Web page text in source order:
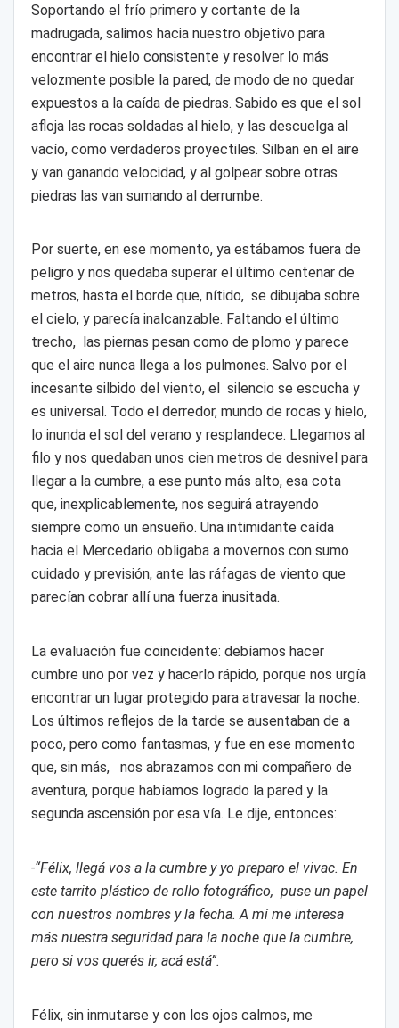
Soportando el frío primero y cortante de la
madrugada, salimos hacia nuestro objetivo para
encontrar el hielo consistente y resolver lo más
velozmente posible la pared, de modo de no quedar
expuestos a la caída de piedras. Sabido es que el sol
afloja las rocas soldadas al hielo, y las descuelga al
vacío, como verdaderos proyectiles. Silban en el aire
y van ganando velocidad, y al golpear sobre otras
piedras las van sumando al derrumbe.
Por suerte, en ese momento, ya estábamos fuera de
peligro y nos quedaba superar el último centenar de
metros, hasta el borde que, nítido, se dibujaba sobre
el cielo, y parecía inalcanzable. Faltando el último
trecho, las piernas pesan como de plomo y parece
que el aire nunca llega a los pulmones. Salvo por el
incesante silbido del viento, el silencio se escucha y
es universal. Todo el derredor, mundo de rocas y hielo,
lo inunda el sol del verano y resplandece. Llegamos al
filo y nos quedaban unos cien metros de desnivel para
llegar a la cumbre, a ese punto más alto, esa cota
que, inexplicablemente, nos seguirá atrayendo
siempre como un ensueño. Una intimidante caída
hacia el Mercedario obligaba a movernos con sumo
cuidado y previsión, ante las ráfagas de viento que
parecían cobrar allí una fuerza inusitada.
La evaluación fue coincidente: debíamos hacer
cumbre uno por vez y hacerlo rápido, porque nos urgía
encontrar un lugar protegido para atravesar la noche.
Los últimos reflejos de la tarde se ausentaban de a
poco, pero como fantasmas, y fue en ese momento
que, sin más, nos abrazamos con mi compañero de
aventura, porque habíamos logrado la pared y la
segunda ascensión por esa vía. Le dije, entonces:
-“Félix, llegá vos a la cumbre y yo preparo el vivac. En
este tarrito plástico de rollo fotográfico, puse un papel
con nuestros nombres y la fecha. A mí me interesa
más nuestra seguridad para la noche que la cumbre,
pero si vos querés ir, acá está”.
Félix, sin inmutarse y con los ojos calmos, me